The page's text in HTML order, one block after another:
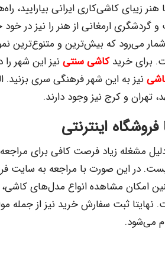
زیبای کاشی‌کاری ایرانی بیارایید،
ارمغانی از هنر را نیز در
می‌رود که بیش‌ترین و متنوع‌ترین
برای خرید کاشی سنتی نیز این شهر
نیز به این شهر فرهنگی سری بزنید.
تهران و کرج نیز وجود دارند.
اینترنتی
مشغله زیاد فرصت کافی برای
در این صورت با مراجعه به سایت
امکان مشاهده انواع مدل‌های
ثبت سفارش خرید نیز از جمله
می‌شود.